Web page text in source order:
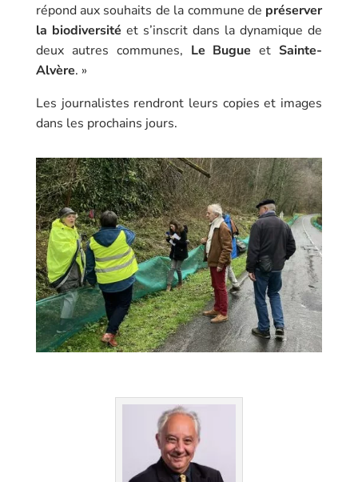
répond aux souhaits de la commune de préserver
la biodiversité et s’inscrit dans la dynamique de
deux autres communes, Le Bugue etSainte-
Alvère. »
Les journalistes rendront leurs copies et images
dans les prochains jours.